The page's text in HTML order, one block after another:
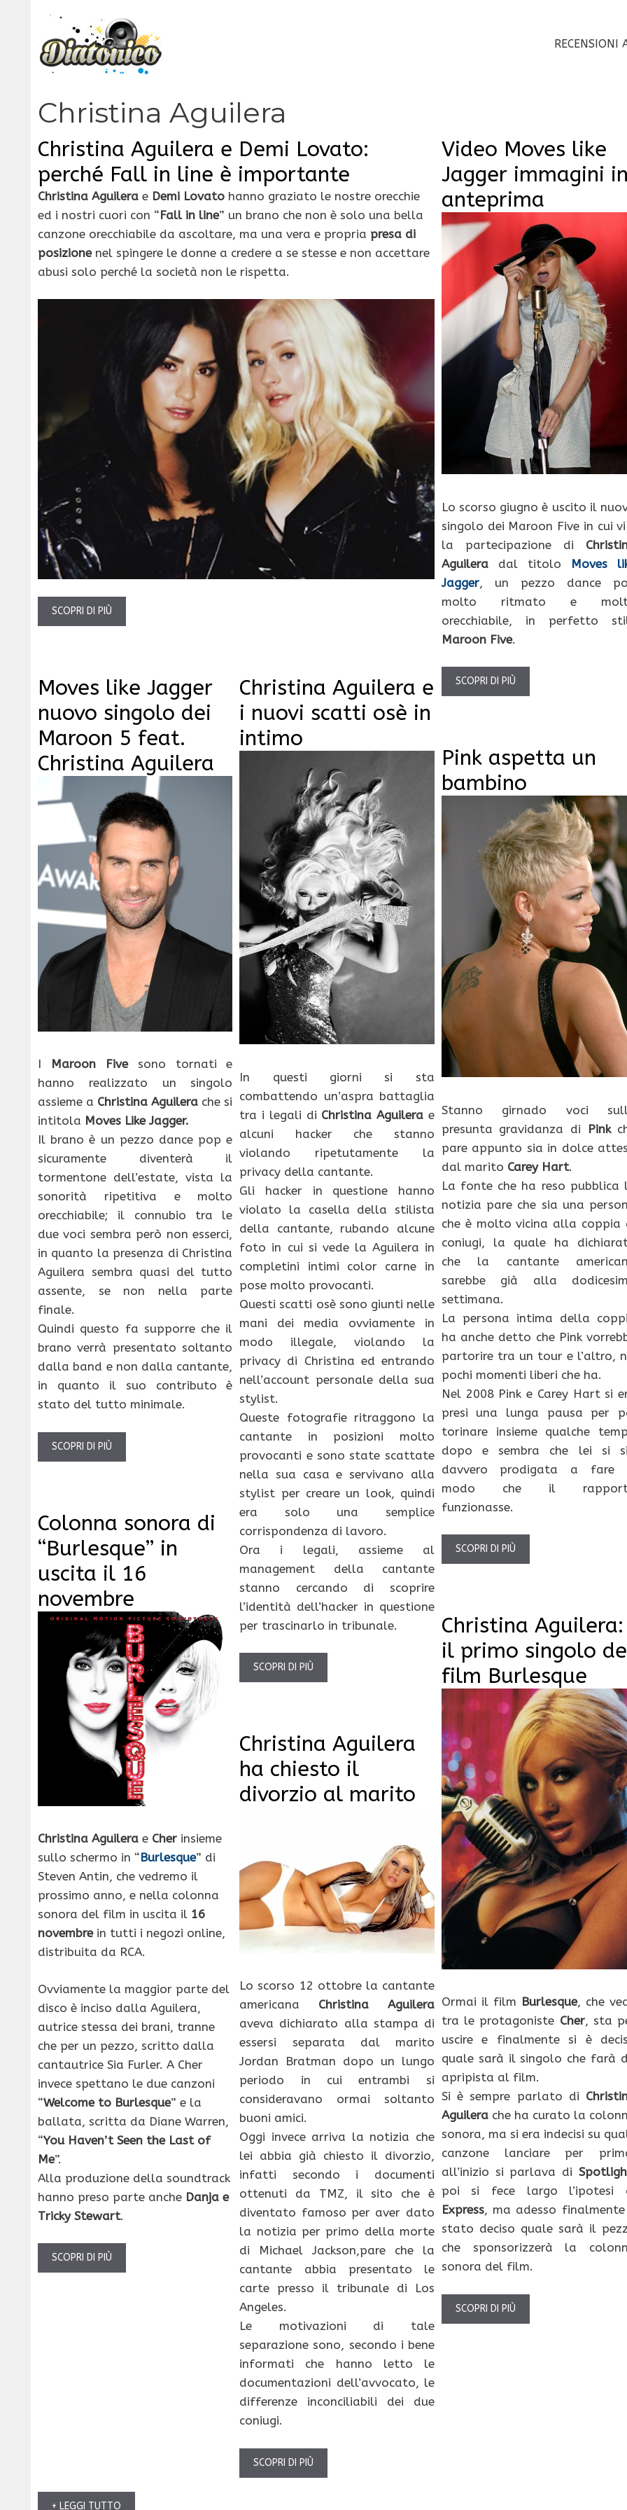
contenuto
RECENSIONI
Christina Aguilera
Christina Aguilera e Demi Lovato:
perché Fall in line è importante
Christina Aguilera e Demi Lovato hanno graziato le nostre orecchie
ed i nostri cuori con “Fall in line” un brano che non è solo una bella
canzone orecchiabile da ascoltare, ma una vera e propria presa di
posizionenel spingere le donne a credere a se stesse e non accettare
abusi solo perché la società non le rispetta.
SCOPRI DI PIÙ
Video Moves like
Jagger immagini
anteprima
Lo scorso giugno è uscito il
singolo dei Maroon Five in cui
la partecipazione di
Aguilera dal titolo Moves
Jagger, un pezzo dance
molto ritmato e
orecchiabile, in perfetto
Maroon Five.
SCOPRI DI PIÙ
Moves like Jagger
nuovo singolo dei
Maroon 5 feat.
Christina Aguilera
I Maroon Fivesono tornati e
hanno realizzato un singolo
assieme a Christina Aguilera che si
intitola Moves Like Jagger.
Il brano è un pezzo dance pop e
sicuramente diventerà il
tormentone dell’estate, vista la
sonorità ripetitiva e molto
orecchiabile; il connubio tra le
due voci sembra però non esserci,
in quanto la presenza di Christina
Aguilera sembra quasi del tutto
assente, se non nella parte
finale.
Quindi questo fa supporre che il
brano verrà presentato soltanto
dalla band e non dalla cantante,
in quanto il suo contributo è
stato del tutto minimale.
SCOPRI DI PIÙ
Christina Aguilera e
i nuovi scatti osè in
intimo
In questi giorni si sta
combattendo un’aspra battaglia
tra i legali di Christina Aguilera e
alcuni hacker che stanno
violando ripetutamente la
privacy della cantante.
Gli hacker in questione hanno
violato la casella della stilista
della cantante, rubando alcune
foto in cui si vede la Aguilera in
completini intimi color carne in
pose molto provocanti.
Questi scatti osè sono giunti nelle
mani dei media ovviamente in
modo illegale, violando la
privacy di Christina ed entrando
nell’account personale della sua
stylist.
Queste fotografie ritraggono la
cantante in posizioni molto
provocanti e sono state scattate
nella sua casa e servivano alla
stylist per creare un look, quindi
era solo una semplice
corrispondenza di lavoro.
Ora i legali, assieme al
management della cantante
stanno cercando di scoprire
l’identità dell’hacker in questione
per trascinarlo in tribunale.
SCOPRI DI PIÙ
Pink aspetta un
bambino
Stanno girnado voci
presunta gravidanza di
Pink
pare appunto sia in dolce
dal marito Carey Hart.
La fonte che ha reso pubblica
notizia pare che sia una
che è molto vicina alla coppia
coniugi, la quale ha
che la cantante
sarebbe già alla
settimana.
La persona intima della
ha anche detto che Pink
partorire tra un tour e l’altro,
pochi momenti liberi che ha.
Nel 2008 Pink e Carey Hart si
presi una lunga pausa per
torinare insieme qualche
dopo e sembra che lei si
davvero prodigata a fare
modo che il
funzionasse.
SCOPRI DI PIÙ
Colonna sonora di
“Burlesque” in
uscita il 16
novembre
Christina Aguilera e Cher insieme
sullo schermo in “Burlesque” di
Steven Antin, che vedremo il
prossimo anno, e nella colonna
sonora del film in uscita il 16
novembre in tutti i negozi online,
distribuita da RCA.
Ovviamente la maggior parte del
disco è inciso dalla Aguilera,
autrice stessa dei brani, tranne
che per un pezzo, scritto dalla
cantautrice Sia Furler. A Cher
invece spettano le due canzoni
“Welcome to Burlesque” e la
ballata, scritta da Diane Warren,
“You Haven’t Seen the Last of
Me”.
Alla produzione della soundtrack
hanno preso parte anche Danja e
Tricky Stewart.
SCOPRI DI PIÙ
Christina Aguilera:
il primo singolo
film Burlesque
Ormai il film Burlesque, che
tra le protagoniste Cher, sta
uscire e finalmente si è
quale sarà il singolo che farà
apripista al film.
Si è sempre parlato di
Aguilera che ha curato la
sonora, ma si era indecisi su
canzone lanciare per
all’inizio si parlava di
poi si fece largo l’ipotesi
Express, ma adesso
stato deciso quale sarà il
che sponsorizzerà la
sonora del film.
SCOPRI DI PIÙ
Christina Aguilera
ha chiesto il
divorzio al marito
Lo scorso 12 ottobre la cantante
americana Christina Aguilera
aveva dichiarato alla stampa di
essersi separata dal marito
Jordan Bratman dopo un lungo
periodo in cui entrambi si
consideravano ormai soltanto
buoni amici.
Oggi invece arriva la notizia che
lei abbia già chiesto il divorzio,
infatti secondo i documenti
ottenuti da TMZ, il sito che è
diventato famoso per aver dato
la notizia per primo della morte
di Michael Jackson,pare che la
cantante abbia presentato le
carte presso il tribunale di Los
Angeles.
Le motivazioni di tale
separazione sono, secondo i bene
informati che hanno letto le
documentazioni dell’avvocato, le
differenze inconciliabili dei due
coniugi.
SCOPRI DI PIÙ
+ LEGGI TUTTO